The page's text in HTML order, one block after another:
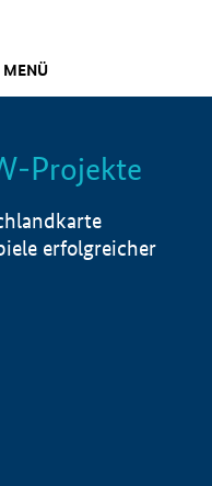
MENÜ
Info
Projekte
erfolgreicher